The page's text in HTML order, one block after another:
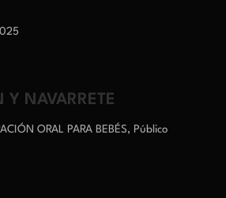
Y NAVARRETE
ORAL PARA BEBÉS, Público